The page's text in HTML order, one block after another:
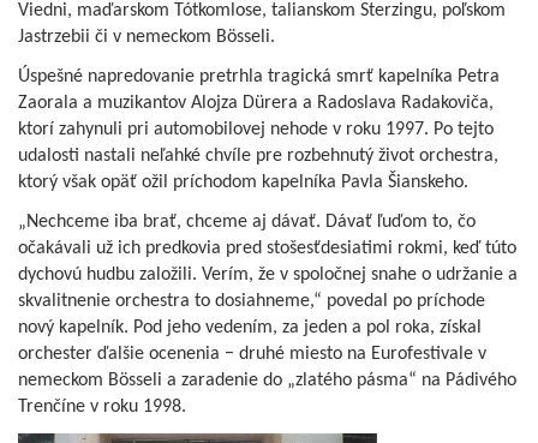
Viedni, maďarskom Tótkomlose, talianskom Sterzingu, poľskom
Jastrzebii či v nemeckom Bösseli.
Úspešné napredovanie pretrhla tragická smrť kapelníka Petra
Zaorala a muzikantov Alojza Dürera a Radoslava Radakoviča,
ktorí zahynuli pri automobilovej nehode v roku 1997. Po tejto
udalosti nastali neľahké chvíle pre rozbehnutý život orchestra,
ktorý však opäť ožil príchodom kapelníka Pavla Šianskeho.
„Nechceme iba brať, chceme aj dávať. Dávať ľuďom to, čo
očakávali už ich predkovia pred stošesťdesiatimi rokmi, keď túto
dychovú hudbu založili. Verím, že v spoločnej snahe o udržanie a
skvalitnenie orchestra to dosiahneme,“ povedal po príchode
nový kapelník. Pod jeho vedením, za jeden a pol roka, získal
orchester ďalšie ocenenia − druhé miesto na Eurofestivale v
nemeckom Bösseli a zaradenie do „zlatého pásma“ na Pádivého
Trenčíne v roku 1998.